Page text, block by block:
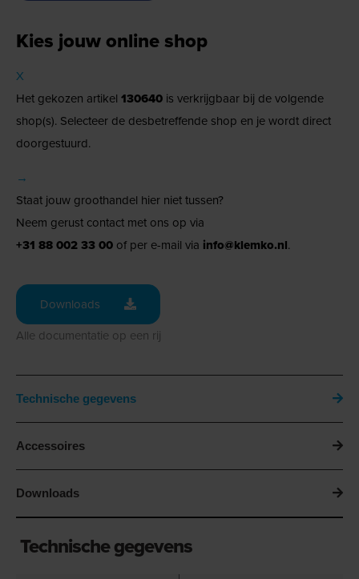
Kies jouw online shop
X
Het gekozen artikel 130640 is verkrijgbaar bij de volgende
shop(s). Selecteer de desbetreffende shop en je wordt direct
doorgestuurd.
→
Staat jouw groothandel hier niet tussen?
Neem gerust contact met ons op via
+31 88 002 33 00 of per e-mail via info@klemko.nl.
Downloads
Alle documentatie op een rij
Technische gegevens
Accessoires
Downloads
Technische gegevens